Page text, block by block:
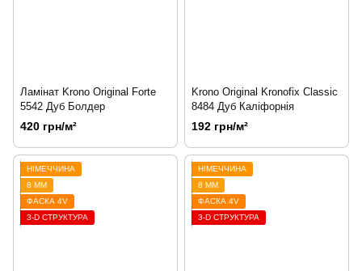
Ламінат Krono Original Forte
5542 Дуб Болдер
420 грн/м²
Krono Original Kronofix Classic
8484 Дуб Каліфорнія
192 грн/м²
НІМЕЧЧИНА
8 ММ
ФАСКА 4V
3-D СТРУКТУРА
НІМЕЧЧИНА
8 ММ
ФАСКА 4V
3-D СТРУКТУРА